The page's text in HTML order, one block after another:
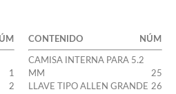
1
2
CONTENIDO NÚM
CAMISA INTERNA PARA 5.2
MM
25
LLAVE TIPO ALLEN GRANDE 26